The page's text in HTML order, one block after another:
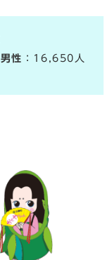
男性 ：16,650人